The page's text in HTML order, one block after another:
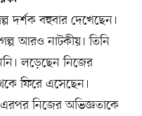
দর্শক বহুবার দেখেছেন।
গল্প আরও নাটকীয়। তিনি
লড়েছেন নিজের
ফিরে এসেছেন।
এরপর নিজের অভিজ্ঞতাকে